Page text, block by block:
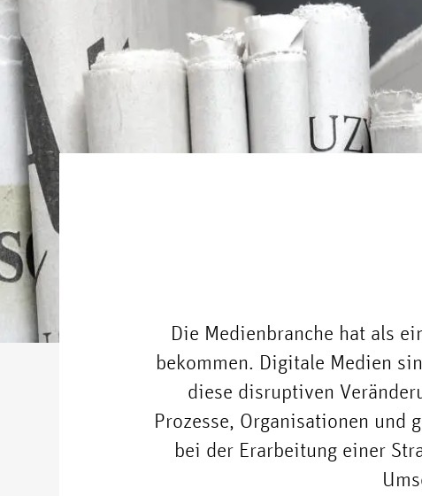
Die Medienbranche hat als
bekommen. Digitale Medien
diese disruptiven
Prozesse, Organisationen und
bei der Erarbeitung einer